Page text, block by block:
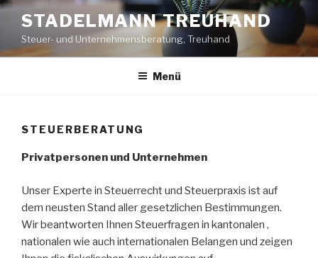
Zum
Inhalt
springen
STADELMANN TREUHAND
Steuer- und Unternehmensberatung, Treuhand
Menü
STEUERBERATUNG
Privatpersonen und Unternehmen
Unser Experte in Steuerrecht und Steuerpraxis ist auf
dem neusten Stand aller gesetzlichen Bestimmungen.
Wir beantworten Ihnen Steuerfragen in kantonalen ,
nationalen wie auch internationalen Belangen und zeigen